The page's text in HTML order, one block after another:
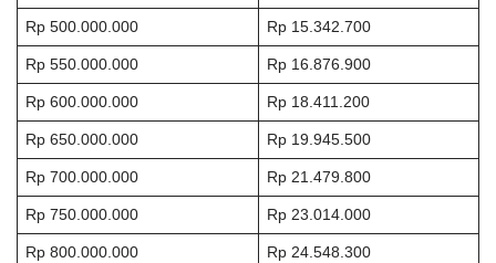
Rp 500.000.000 Rp 15.342.700
Rp 550.000.000 Rp 16.876.900
Rp 600.000.000 Rp 18.411.200
Rp 650.000.000 Rp 19.945.500
Rp 700.000.000 Rp 21.479.800
Rp 750.000.000 Rp 23.014.000
Rp 800.000.000 Rp 24.548.300